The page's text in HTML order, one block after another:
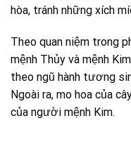
hòa, tránh những xích
Theo quan niệm trong
mệnh Thủy và mệnh
theo ngũ hành tương
Ngoài ra, mo hoa của
của người mệnh Kim.